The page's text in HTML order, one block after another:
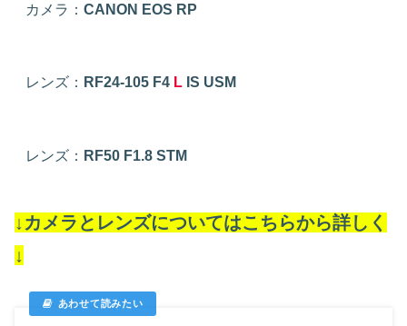
カメラ： CANON EOS RP
レンズ： RF24-105 F4 L IS USM
レンズ： RF50 F1.8 STM
↓カメラとレンズについてはこちらから詳しく
↓